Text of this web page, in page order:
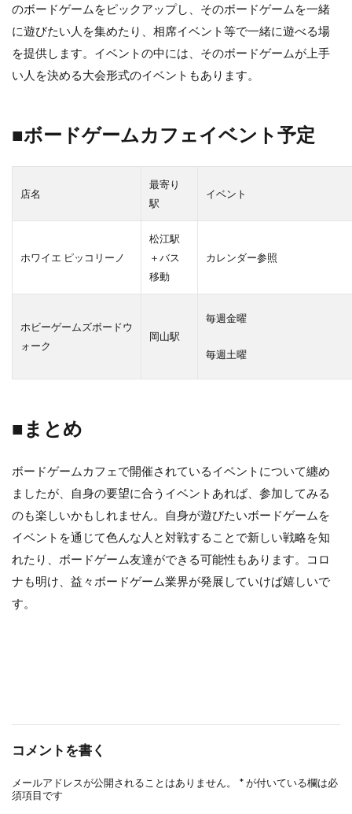
のボードゲームをピックアップし、そのボードゲームを一緒
に遊びたい人を集めたり、相席イベント等で一緒に遊べる場
を提供します。イベントの中には、そのボードゲームが上手
い人を決める大会形式のイベントもあります。
■ボードゲームカフェイベント予定
店名
最寄り
駅
イベント
ホワイエ ピッコリーノ
松江駅
＋バス
移動
カレンダー参照
ホビーゲームズボードウ
ォーク
岡山駅
毎週金曜
毎週土曜
■まとめ
ボードゲームカフェで開催されているイベントについて纏め
ましたが、自身の要望に合うイベントあれば、参加してみる
のも楽しいかもしれません。自身が遊びたいボードゲームを
イベントを通じて色んな人と対戦することで新しい戦略を知
れたり、ボードゲーム友達ができる可能性もあります。コロ
ナも明け、益々ボードゲーム業界が発展していけば嬉しいで
す。
コメントを書く
メールアドレスが公開されることはありません。 *が付いている欄は必
須項目です